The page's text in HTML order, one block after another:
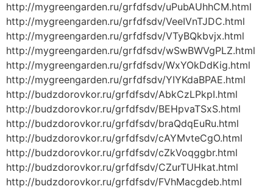
http://mygreengarden.ru/grfdfsdv/uPubAUhhCM.html
http://mygreengarden.ru/grfdfsdv/VeeIVnTJDC.html
http://mygreengarden.ru/grfdfsdv/VTyBQkbvjx.html
http://mygreengarden.ru/grfdfsdv/wSwBWVgPLZ.html
http://mygreengarden.ru/grfdfsdv/WxYOkDdKig.html
http://mygreengarden.ru/grfdfsdv/YIYKdaBPAE.html
http://budzdorovkor.ru/grfdfsdv/AbkCzLPkpI.html
http://budzdorovkor.ru/grfdfsdv/BEHpvaTSxS.html
http://budzdorovkor.ru/grfdfsdv/braQdqEuRu.html
http://budzdorovkor.ru/grfdfsdv/cAYMvteCgO.html
http://budzdorovkor.ru/grfdfsdv/cZkVoqggbr.html
http://budzdorovkor.ru/grfdfsdv/CZurTUHkat.html
http://budzdorovkor.ru/grfdfsdv/FVhMacgdeb.html